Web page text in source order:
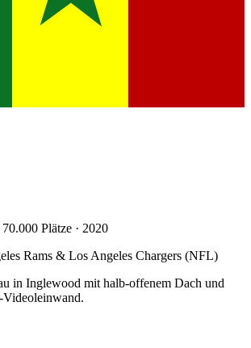
Plätze · 2020
Rams & Los Angeles Chargers (NFL)
in Inglewood mit halb-offenem Dach und